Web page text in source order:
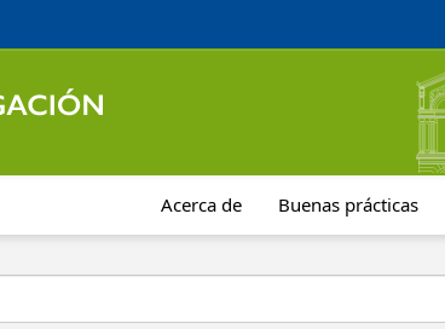
Acerca de Buenas prácticas